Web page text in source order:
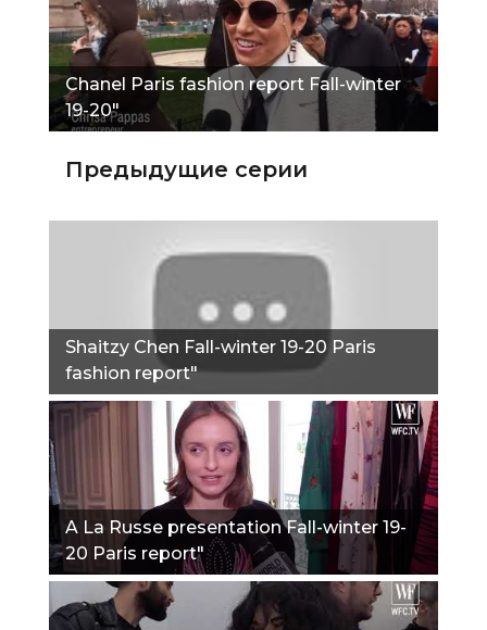
Сhanel Paris fashion report Fall-winter
19-20"
Предыдущие серии
Shaitzy Chen Fall-winter 19-20 Paris
fashion report"
A La Russe presentation Fall-winter 19-
20 Paris report"